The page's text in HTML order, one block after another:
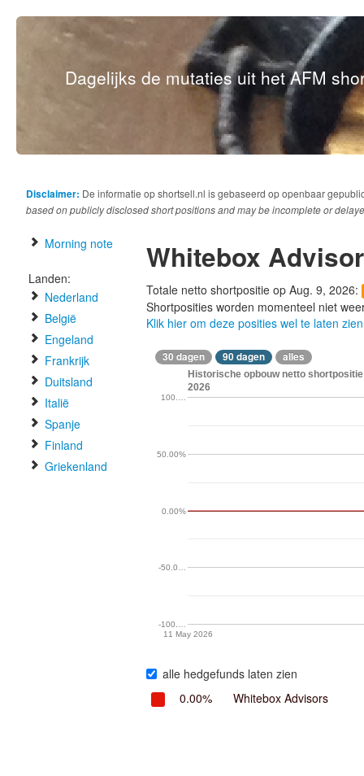
Dagelijks de mutaties uit het AFM
Disclaimer: De informatie op shortsell.nl is gebaseerd op openbaar
based on publicly disclosed short positions and may be incomplete or
Morning note
Landen:
Nederland
België
Engeland
Frankrijk
Duitsland
Italië
Spanje
Finland
Griekenland
Whitebox
Totale netto shortpositie op Aug. 9, 2026:
Shortposities worden momenteel niet
Klik hier om deze posities wel te laten zien
30 dagen 90 dagen alles
Historische opbouw netto
2026
11 May 2026
-100.…
-50.0…
0.00%
50.00%
100.…
alle hedgefunds laten zien
0.00%
Whitebox Advisors